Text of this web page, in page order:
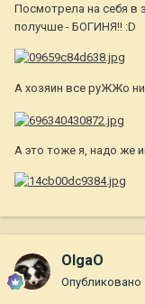
Посмотрела на себя в
получше - БОГИНЯ!! :D
А хозяин все руЖЖо
А это тоже я, надо же
OlgaO
Опубликовано